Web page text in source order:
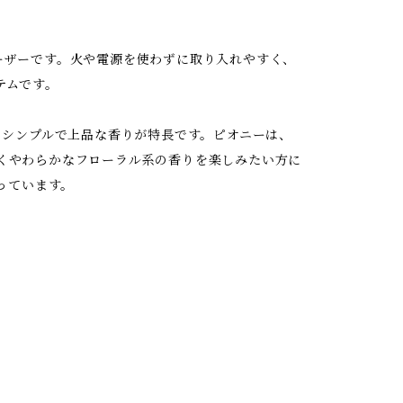
ーです。火や電源を使わずに取り入れやすく、
です。
プルで上品な香りが特長です。ピオニーは、
わらかなフローラル系の香りを楽しみたい方に
います。